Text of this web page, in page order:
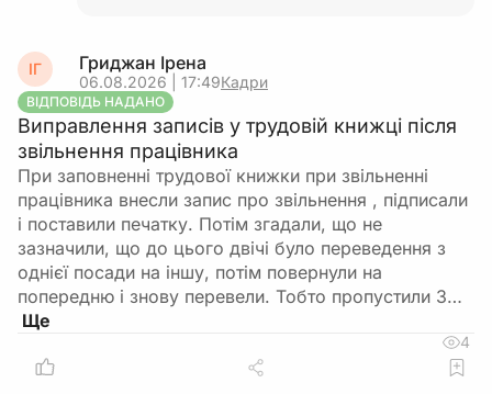
ІГ Гриджан Ірена
06.08.2026 | 17:49Кадри
ВІДПОВІДЬ НАДАНО
Виправлення записів у трудовій книжці після
звільнення працівника
При заповненні трудової книжки при звільненні
працівника внесли запис про звільнення , підписали
і поставили печатку. Потім згадали, що не
зазначили, що до цього двічі було переведення з
однієї посади на іншу, потім повернули на
попередню і знову перевели. Тобто пропустили 3…
4